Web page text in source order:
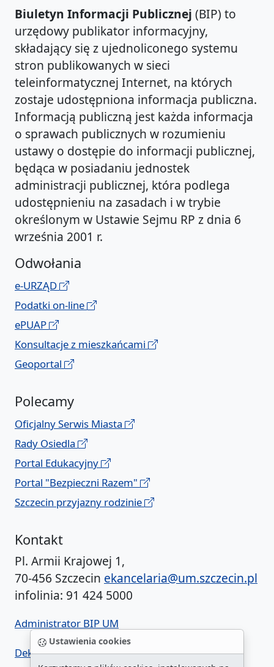
Ustawienia cookies
Biuletyn Informacji Publicznej (BIP) to
urzędowy publikator informacyjny,
składający się z ujednoliconego systemu
stron publikowanych w sieci
teleinformatycznej Internet, na których
zostaje udostępniona informacja publiczna.
Informacją publiczną jest każda informacja
o sprawach publicznych w rozumieniu
ustawy o dostępie do informacji publicznej,
będąca w posiadaniu jednostek
administracji publicznej, która podlega
udostępnieniu na zasadach i w trybie
określonym w Ustawie Sejmu RP z dnia 6
września 2001 r.
Odwołania
e-URZĄD
Podatki on-line
ePUAP
Konsultacje z mieszkańcami
Geoportal
Polecamy
Oficjalny Serwis Miasta
Rady Osiedla
Portal Edukacyjny
Portal "Bezpieczni Razem"
Szczecin przyjazny rodzinie
Kontakt
Pl. Armii Krajowej 1,
70-456 Szczecin ekancelaria@um.szczecin.pl
infolinia: 91 424 5000
Administrator BIP UM
Deklaracja dostępności